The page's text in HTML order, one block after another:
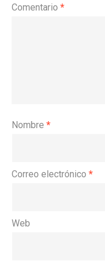
Comentario *
Nombre *
Correo electrónico *
Web